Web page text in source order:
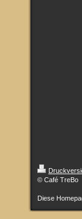
© Café TreBo
Diese